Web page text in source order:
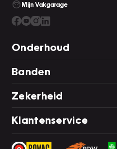
Mijn Vakgarage
Onderhoud
Banden
Zekerheid
Klantenservice